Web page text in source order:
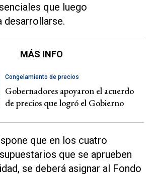
que luego
desarrollarse.
MÁS INFO
Congelamiento de precios
Gobernadores apoyaron el acuerdo
de precios que logró el Gobierno
que en los cuatro
que se aprueben
se deberá asignar al Fondo